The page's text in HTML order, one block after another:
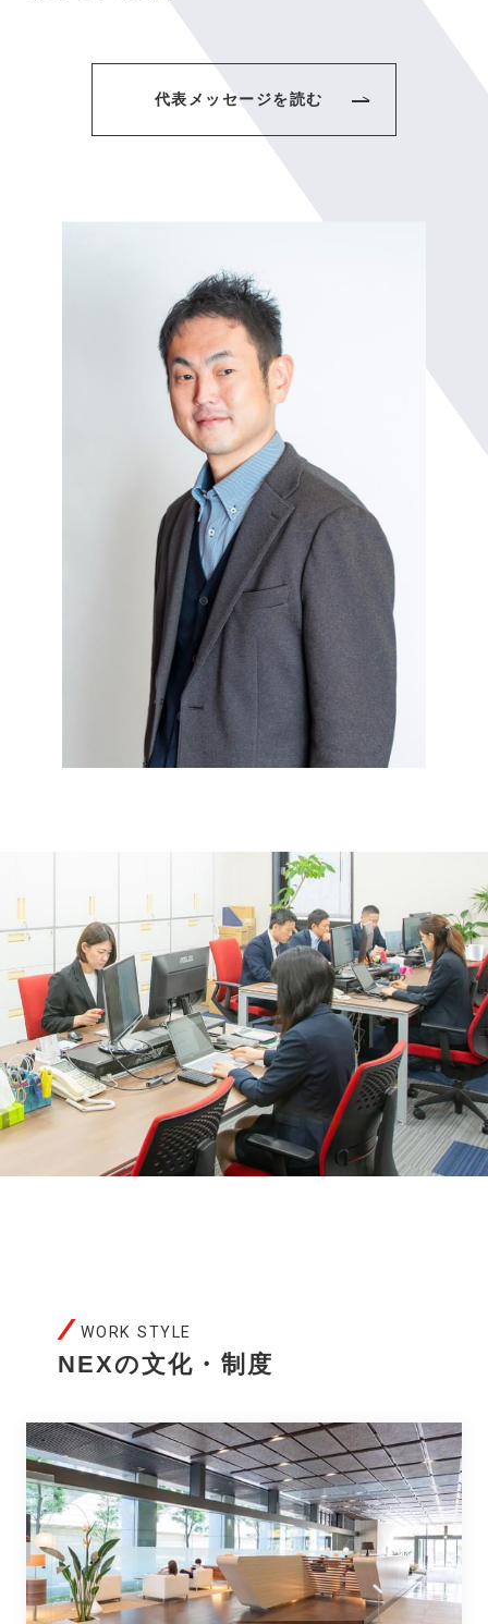
代表メッセージを読む
NEXの文化・制度
WORK STYLE